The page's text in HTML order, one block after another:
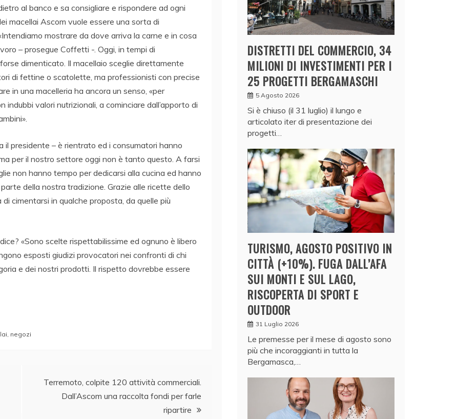
al banco e sa consigliare e rispondere ad ogni
macellai Ascom vuole essere una sorta di
mostrare da dove arriva la carne e in cosa
– prosegue Coffetti -. Oggi, in tempi di
dimenticato. Il macellaio sceglie direttamente
di fettine o scatolette, ma professionisti con precise
in una macelleria ha ancora un senso, «per
valori nutrizionali, a cominciare dall’apporto di
il presidente – è rientrato ed i consumatori hanno
per il nostro settore oggi non è tanto questo. A farsi
non hanno tempo per dedicarsi alla cucina ed hanno
della nostra tradizione. Grazie alle ricette dello
cimentarsi in qualche proposta, da quelle più
«Sono scelte rispettabilissime ed ognuno è libero
esposti giudizi provocatori nei confronti di chi
e dei nostri prodotti. Il rispetto dovrebbe essere
, negozi
Terremoto, colpite 120 attività commerciali.
Dall’Ascom una raccolta fondi per farle
ripartire
DISTRETTI DEL COMMERCIO, 34
MILIONI DI INVESTIMENTI PER I
25 PROGETTI BERGAMASCHI
5 Agosto 2026
Si è chiuso (il 31 luglio) il lungo e
articolato iter di presentazione dei
progetti…
TURISMO, AGOSTO POSITIVO IN
CITTÀ (+10%). FUGA DALL’AFA
SUI MONTI E SUL LAGO,
RISCOPERTA DI SPORT E
OUTDOOR
31 Luglio 2026
Le premesse per il mese di agosto sono
più che incoraggianti in tutta la
Bergamasca,…